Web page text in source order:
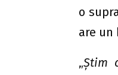
o
are un
„Știm